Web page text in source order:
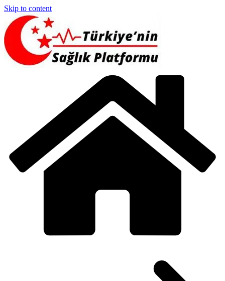
Skip to content